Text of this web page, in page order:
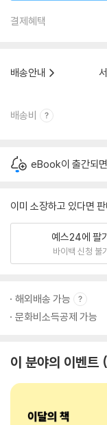
결제혜택
배송안내
배송비
eBook이 출간되
이미 소장하고 있다면
예스24에 팔
바이백 신청 불
해외배송 가능
문화비소득공제 가능
이 분야의 이벤트